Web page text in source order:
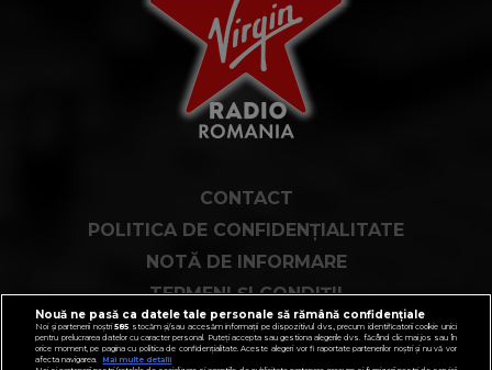
CONTACT
POLITICA DE CONFIDENȚIALITATE
NOTĂ DE INFORMARE
TERMENI ȘI CONDIȚII
COD DEONTOLOGIC
PUBLICITATE PRIN RRM
Nouă ne pasă ca datele tale personale să rămână confidențiale
Noi și partenerii noștri585 stocăm și/sau accesăm informații pe dispozitivul dvs., precum identificatorii cookie unici
pentru prelucrarea datelor cu caracter personal. Puteți accepta sau gestiona alegerile dvs. făcând clic mai jos sau în
orice moment, pe pagina cu politica de confidențialitate. Aceste alegeri vor fi raportate partenerilor noștri și nu vă vor
afecta navigarea.
Mai multe detalii